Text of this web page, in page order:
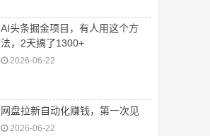
AI头条掘金项目，有人用这个方
法，2天搞了1300+
2026-06-22
网盘拉新自动化赚钱，第一次见
2026-06-22